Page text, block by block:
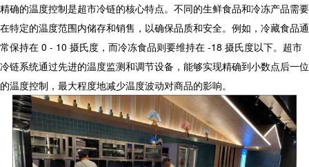
精确的温度控制是超市冷链的核心特点。不同的生鲜食品和冷冻产品需要
在特定的温度范围内储存和销售，以确保品质和安全。例如，冷藏食品通
常保持在 0 - 10 摄氏度，而冷冻食品则要维持在 -18 摄氏度以下。超市
冷链系统通过先进的温度监测和调节设备，能够实现精确到小数点后一位
的温度控制，最大程度地减少温度波动对商品的影响。